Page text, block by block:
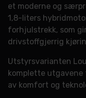
et moderne og
1,8-liters
forhjulstrekk, som
drivstoffgjerrig
Utstyrsvarianten
komplette
av komfort og